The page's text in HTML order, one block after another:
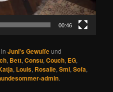
00:46
inJuni's Gewuffeund
, Bett,Consu,Couch, EG,
, Louis, Rosalie,Smi,Sofa,
admin.